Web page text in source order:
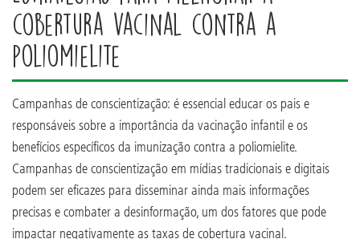
cobertura vacinal contra a
poliomielite
Campanhas de conscientização: é essencial educar os pais e
responsáveis sobre a importância da vacinação infantil e os
benefícios específicos da imunização contra a poliomielite.
Campanhas de conscientização em mídias tradicionais e digitais
podem ser eficazes para disseminar ainda mais informações
precisas e combater a desinformação, um dos fatores que pode
impactar negativamente as taxas de cobertura vacinal.